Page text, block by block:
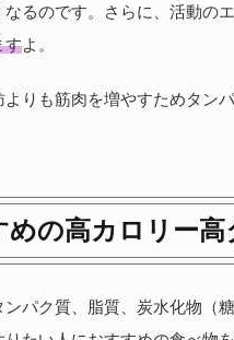
るのです。さらに、活動の
すよ。
りも筋肉を増やすためタン
の高カロリー
ンパク質、脂質、炭水化物（